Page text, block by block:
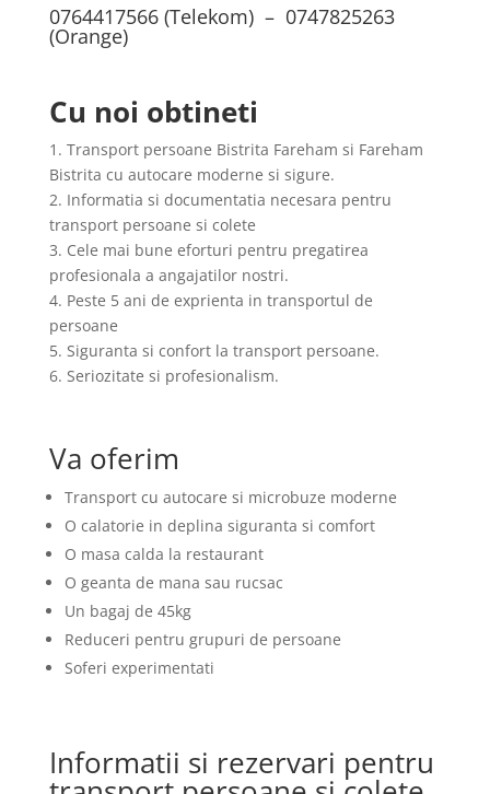
0764417566 (Telekom) – 0747825263
(Orange)
Cu noi obtineti
1. Transport persoane Bistrita Fareham si Fareham
Bistrita cu autocare moderne si sigure.
2. Informatia si documentatia necesara pentru
transport persoane si colete
3. Cele mai bune eforturi pentru pregatirea
profesionala a angajatilor nostri.
4. Peste 5 ani de exprienta in transportul de
persoane
5. Siguranta si confort la transport persoane.
6. Seriozitate si profesionalism.
Va oferim
Transport cu autocare si microbuze moderne
O calatorie in deplina siguranta si comfort
O masa calda la restaurant
O geanta de mana sau rucsac
Un bagaj de 45kg
Reduceri pentru grupuri de persoane
Soferi experimentati
Informatii si rezervari pentru